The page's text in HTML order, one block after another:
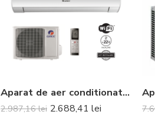
Aparat de aer conditionat Gree Fairy Lclh R32 GWH09ACC-K6DNA1A Inverter 9000 BTU
2.987,16lei 2.688,41 lei